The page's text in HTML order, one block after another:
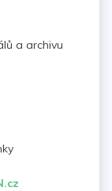
a archivu